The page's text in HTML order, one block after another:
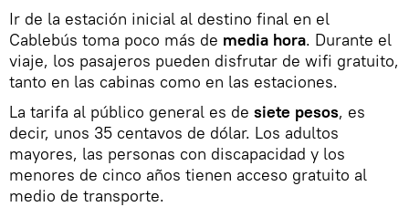
Ir de la estación inicial al destino final en el
Cablebús toma poco más de media hora. Durante el
viaje, los pasajeros pueden disfrutar de wifi gratuito,
tanto en las cabinas como en las estaciones.
La tarifa al público general es de siete pesos, es
decir, unos 35 centavos de dólar. Los adultos
mayores, las personas con discapacidad y los
menores de cinco años tienen acceso gratuito al
medio de transporte.